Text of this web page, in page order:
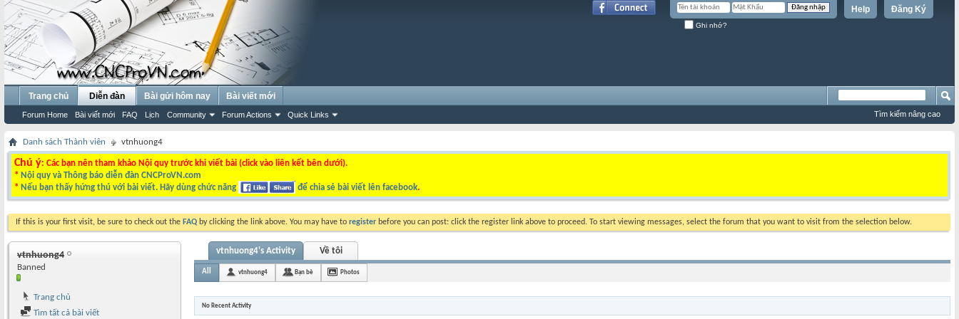
Đăng Ký
Help
Ghi nhớ?
Trang chủ Diễn đàn
Forum Home Bài viết mới FAQ Lịch Community Forum Actions Quick Links
Bài gửi hôm nay Bài viết mới
Tìm kiếm nâng cao
Danh sách Thành viên vtnhuong4
Chú ý: Các bạn nên tham khảo Nội quy trước khi viết bài (click vào liên kết bên dưới).
* Nội quy và Thông báo diễn đàn CNCProVN.com
* Nếu bạn thấy hứng thú với bài viết. Hãy dùng chức năng để chia sẻ bài viết lên facebook.
If this is your first visit, be sure to check out the FAQ by clicking the link above. You may have to register before you can post: click the register link above to proceed. To start viewing messages, select the forum that you want to visit from the selection below.
vtnhuong4
Banned
Trang chủ
Tìm tất cả bài viết
vtnhuong4's Activity Về tôi
All vtnhuong4 Bạn bè Photos
No Recent Activity